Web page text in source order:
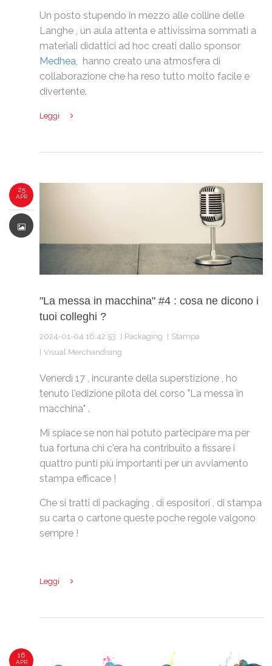
Un posto stupendo in mezzo alle colline delle
Langhe , un aula attenta e attivissima sommati a
materiali didattici ad hoc creati dallo sponsor
Medhea , hanno creato una atmosfera di
collaborazione che ha reso tutto molto facile e
divertente.
Leggi
25
APR
"La messa in macchina" #4 : cosa ne dicono i
tuoi colleghi ?
2024-01-04 16:42:53 Packaging
Stampa
Visual Merchandising
Venerdì 17 , incurante della superstizione , ho
tenuto l'edizione pilota del corso "La messa in
macchina" .
Mi spiace se non hai potuto partecipare ma per
tua fortuna chi c'era ha contribuito a fissare i
quattro punti più importanti per un avviamento
stampa efficace !
Che si tratti di packaging , di espositori , di stampa
su carta o cartone queste poche regole valgono
sempre !
Leggi
16
APR